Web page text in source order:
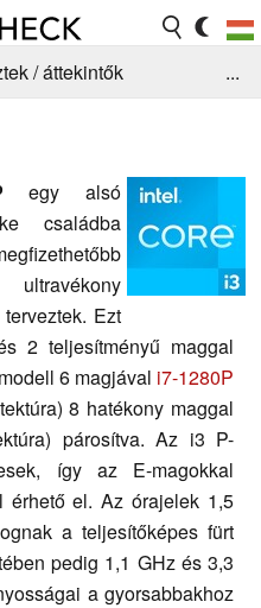
/ áttekintők
...
egy alsó
családba
Ezt
2 teljesítményű maggal
6 magjával i7-1280P
8 hatékony maggal
párosítva. Az i3 P-
így az E-magokkal
érhető el. Az órajelek 1,5
a teljesítőképes fürt
pedig 1,1 GHz és 3,3
a gyorsabbakhoz